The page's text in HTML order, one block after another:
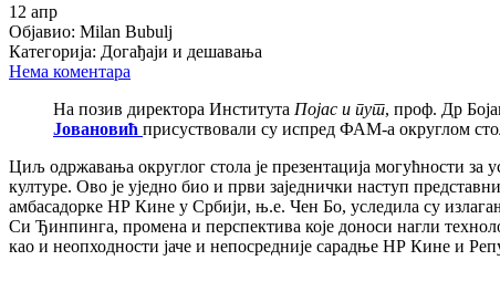
12 апр
Објавио: Milan Bubulj
Категорија: Догађаји и дешавања
Нема коментара
На позив директора Института Појас и пут, проф. Др
Јовановић присуствовали су испред ФАМ-а округлом
Циљ одржавања округлог стола је презентација могућности
културе. Ово је уједно био и први заједнички наступ
амбасадорке НР Кине у Србији, њ.е. Чен Бо, уследила су
Си Ђинпинга, промена и перспектива које доноси нагли
као и неопходности јаче и непосредније сарадње НР Кине и